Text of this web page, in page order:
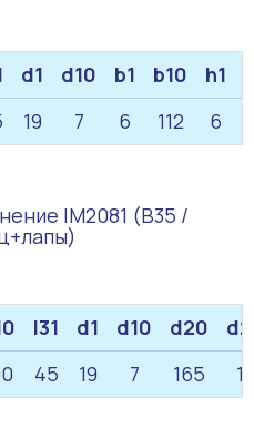
d1 d10 b1 b10 h1
19 7 6 112 6
IM2081 (B35 /
l31 d1 d10 d20
45 19 7 165 12